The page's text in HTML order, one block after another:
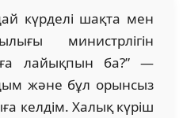
күрделі шақта мен
министрлігін
лайықпын ба?” —
және бұл орынсыз
келдім. Халық күріш